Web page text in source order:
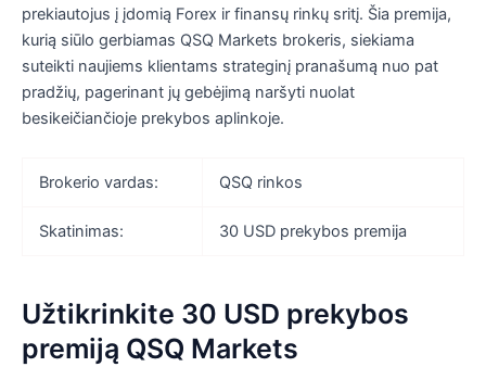
prekiautojus į įdomią Forex ir finansų rinkų sritį. Šia premija,
kurią siūlo gerbiamas QSQ Markets brokeris, siekiama
suteikti naujiems klientams strateginį pranašumą nuo pat
pradžių, pagerinant jų gebėjimą naršyti nuolat
besikeičiančioje prekybos aplinkoje.
Brokerio vardas: QSQ rinkos
Skatinimas: 30 USD prekybos premija
Užtikrinkite 30 USD prekybos
premiją QSQ Markets